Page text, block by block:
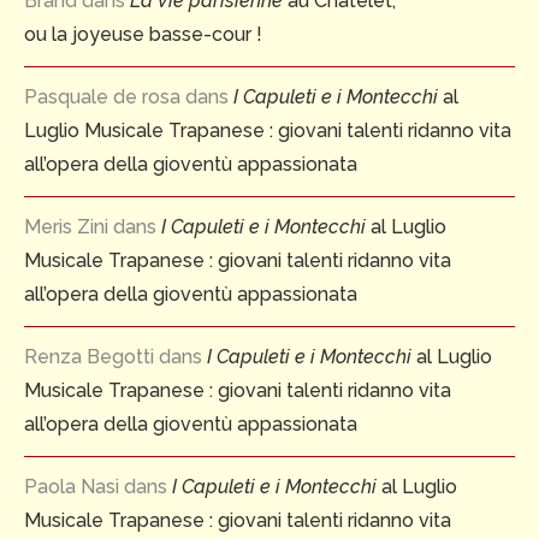
ou la joyeuse basse-cour !
Pasquale de rosa dans I Capuleti e i Montecchi al
Luglio Musicale Trapanese : giovani talenti ridanno vita
all’opera della gioventù appassionata
Meris Zini dans I Capuleti e i Montecchi al Luglio
Musicale Trapanese : giovani talenti ridanno vita
all’opera della gioventù appassionata
Renza Begotti dans I Capuleti e i Montecchi al Luglio
Musicale Trapanese : giovani talenti ridanno vita
all’opera della gioventù appassionata
Paola Nasi dans I Capuleti e i Montecchi al Luglio
Musicale Trapanese : giovani talenti ridanno vita